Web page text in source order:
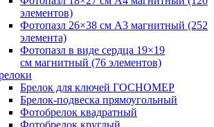
элементов)
Фотопазл 26×38 см А3 магнитный (252
элемента)
Фотопазл в виде сердца 19×19
см магнитный (76 элементов)
Брелок для ключей ГОСНОМЕР
Брелок-подвеска прямоугольный
Фотобрелок квадратный
Фотобрелок круглый